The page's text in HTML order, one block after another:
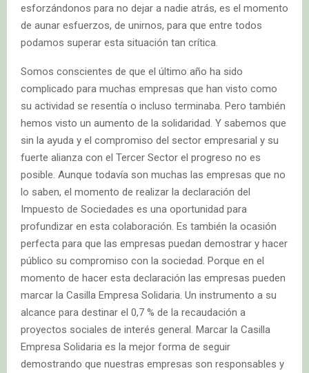
esforzándonos para no dejar a nadie atrás, es el momento
de aunar esfuerzos, de unirnos, para que entre todos
podamos superar esta situación tan crítica.
Somos conscientes de que el último año ha sido
complicado para muchas empresas que han visto como
su actividad se resentía o incluso terminaba. Pero también
hemos visto un aumento de la solidaridad. Y sabemos que
sin la ayuda y el compromiso del sector empresarial y su
fuerte alianza con el Tercer Sector el progreso no es
posible. Aunque todavía son muchas las empresas que no
lo saben, el momento de realizar la declaración del
Impuesto de Sociedades es una oportunidad para
profundizar en esta colaboración. Es también la ocasión
perfecta para que las empresas puedan demostrar y hacer
público su compromiso con la sociedad. Porque en el
momento de hacer esta declaración las empresas pueden
marcar la Casilla Empresa Solidaria. Un instrumento a su
alcance para destinar el 0,7 % de la recaudación a
proyectos sociales de interés general. Marcar la Casilla
Empresa Solidaria es la mejor forma de seguir
demostrando que nuestras empresas son responsables y